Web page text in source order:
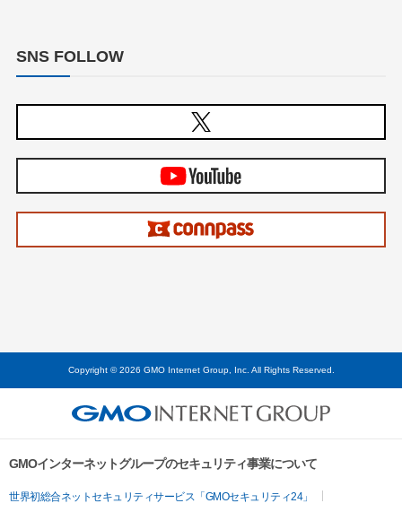
SNS FOLLOW
Copyright © 2026 GMO Internet Group, Inc. All Rights Reserved.
GMOインターネットグループのセキュリティ事業について
世界初総合ネットセキュリティサービス「GMOセキュリティ24」